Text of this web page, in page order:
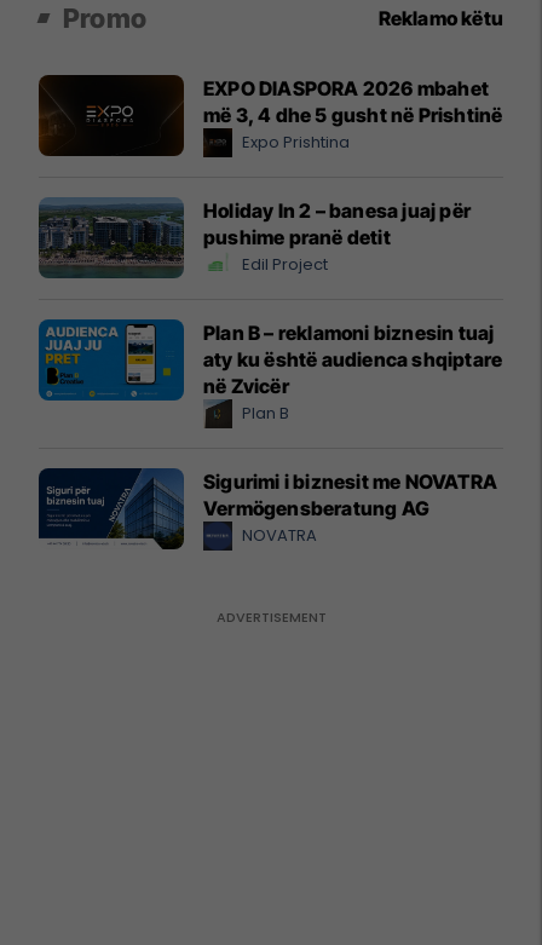
Promo Reklamo këtu
EXPO DIASPORA 2026 mbahet
më 3, 4 dhe 5 gusht në Prishtinë
Expo Prishtina
Holiday In 2 – banesa juaj për
pushime pranë detit
Edil Project
Plan B – reklamoni biznesin tuaj
aty ku është audienca shqiptare
në Zvicër
Plan B
Sigurimi i biznesit me NOVATRA
Vermögensberatung AG
NOVATRA